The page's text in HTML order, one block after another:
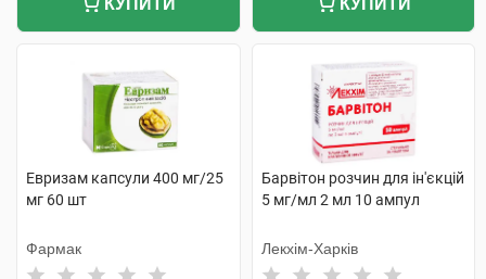
КУПИТИ КУПИТИ
Евризам капсули 400 мг/25
мг 60 шт
Фармак
Барвітон розчин для ін'єкцій
5 мг/мл 2 мл 10 ампул
Лекхім-Харків